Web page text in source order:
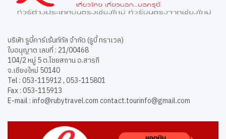
บริษัท รูบี้คาร์เร้นท์ทัล จำกัด (รูบี้ ทราเวล)
ใบอนุญาต เลขที่ : 21/00468
104/2 หมู่ 5 ต.ไชยสถาน อ.สารภี
จ.เชียงใหม่ 50140
Tel : 053-115912 , 053-115801
Fax : 053-115913
E-mail : info@rubytravel.com contact.tourinfo@gmail.com